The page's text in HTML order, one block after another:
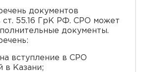
документов
ст. 55.16 ГрК РФ. СРО может
документы.
вступление в СРО
в Казани;